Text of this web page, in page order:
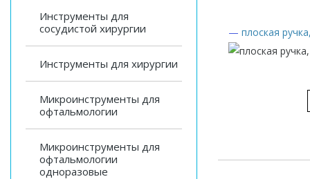
Инструменты для
сосудистой хирургии
Инструменты для хирургии
Микроинструменты для
офтальмологии
Микроинструменты для
офтальмологии
одноразовые
— плоская